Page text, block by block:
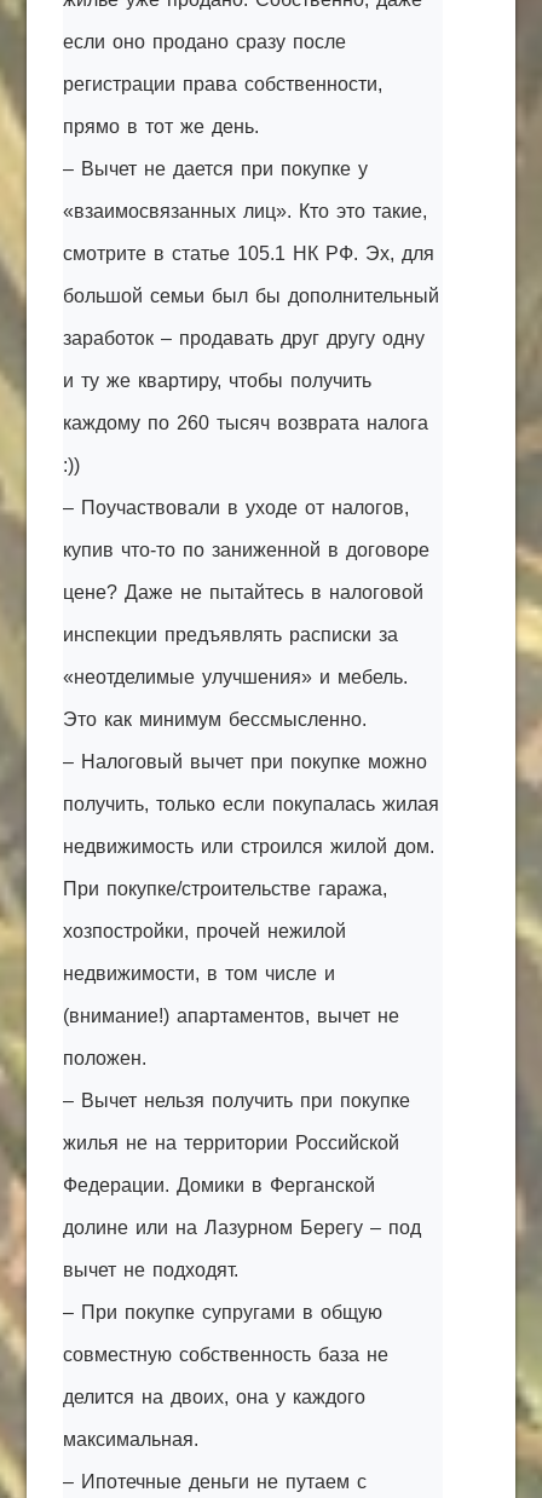
если оно продано сразу после
регистрации права собственности,
прямо в тот же день.
– Вычет не дается при покупке у
«взаимосвязанных лиц». Кто это такие,
смотрите в статье 105.1 НК РФ. Эх, для
большой семьи был бы дополнительный
заработок – продавать друг другу одну
и ту же квартиру, чтобы получить
каждому по 260 тысяч возврата налога
:))
– Поучаствовали в уходе от налогов,
купив что-то по заниженной в договоре
цене? Даже не пытайтесь в налоговой
инспекции предъявлять расписки за
«неотделимые улучшения» и мебель.
Это как минимум бессмысленно.
– Налоговый вычет при покупке можно
получить, только если покупалась жилая
недвижимость или строился жилой дом.
При покупке/строительстве гаража,
хозпостройки, прочей нежилой
недвижимости, в том числе и
(внимание!) апартаментов, вычет не
положен.
– Вычет нельзя получить при покупке
жилья не на территории Российской
Федерации. Домики в Ферганской
долине или на Лазурном Берегу – под
вычет не подходят.
– При покупке супругами в общую
совместную собственность база не
делится на двоих, она у каждого
максимальная.
– Ипотечные деньги не путаем с